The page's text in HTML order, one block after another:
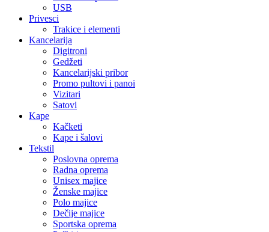
USB
Privesci
Trakice i elementi
Kancelarija
Digitroni
Gedžeti
Kancelarijski pribor
Promo pultovi i panoi
Vizitari
Satovi
Kape
Kačketi
Kape i šalovi
Tekstil
Poslovna oprema
Radna oprema
Unisex majice
Ženske majice
Polo majice
Dečije majice
Sportska oprema